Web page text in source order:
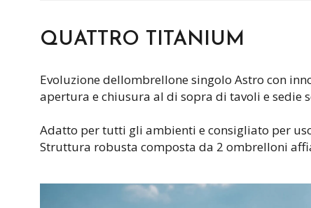
QUATTRO TITANIUM
Evoluzione dellombrellone singolo Astro con
apertura e chiusura al di sopra di tavoli e sedie
Adatto per tutti gli ambienti e consigliato per
Struttura robusta composta da 2 ombrelloni